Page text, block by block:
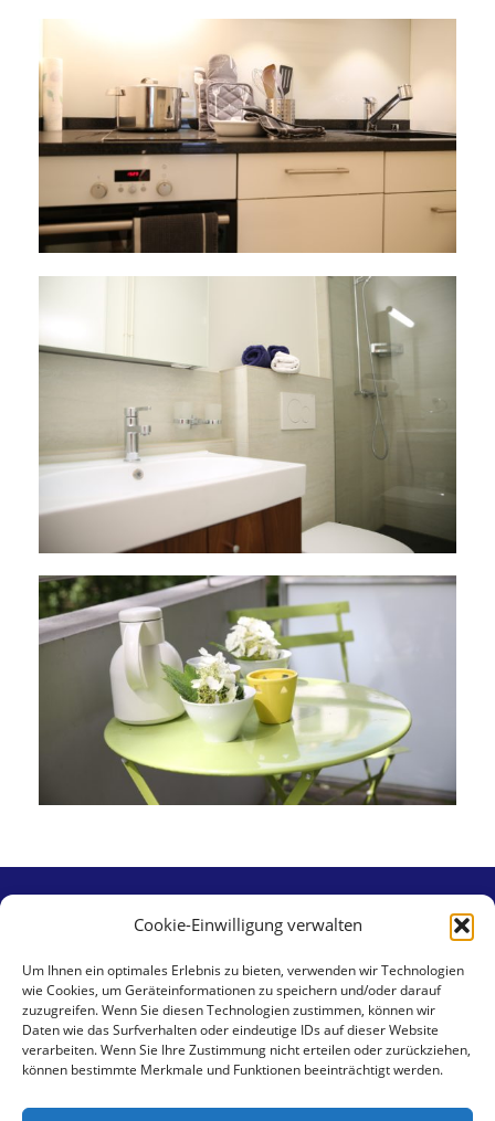
Cookie-Einwilligung verwalten
Um Ihnen ein optimales Erlebnis zu bieten, verwenden wir Technologien
wie Cookies, um Geräteinformationen zu speichern und/oder darauf
zuzugreifen. Wenn Sie diesen Technologien zustimmen, können wir
Daten wie das Surfverhalten oder eindeutige IDs auf dieser Website
verarbeiten. Wenn Sie Ihre Zustimmung nicht erteilen oder zurückziehen,
können bestimmte Merkmale und Funktionen beeinträchtigt werden.
aaa swiss properties gmbh
Klingental 17
CH-4058 Basel